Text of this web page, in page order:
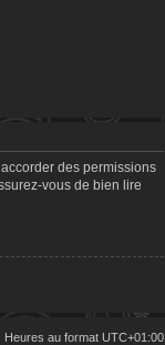
des permissions
vous de bien lire
Heures au format UTC+01:00